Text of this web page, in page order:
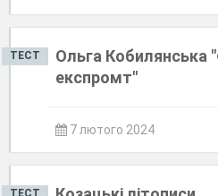
ТЕСТ
Ольга Кобилянська
експромт"
7 лютого 2024
ТЕСТ